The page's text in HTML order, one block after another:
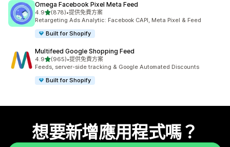
Omega Facebook Pixel Meta Feed
4.9滿分 5 顆星
(878)
共有 878 則評價
•提供免費方案
Retargeting Ads Analytic: Facebook CAPI, Meta Pixel & Feed
Built for Shopify
Multifeed Google Shopping Feed
4.9滿分 5 顆星
(965)
共有 965 則評價
•提供免費方案
Feeds, server-side tracking & Google Automated Discounts
Built for Shopify
想要新增應用程式嗎？